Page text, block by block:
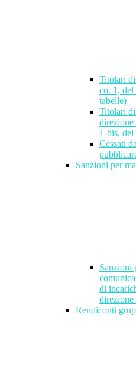
Titolari
co. 1, del
tabelle)
Titolari
1-bis,
Cessati
Sanzioni per
Sanzioni
di
Rendiconti